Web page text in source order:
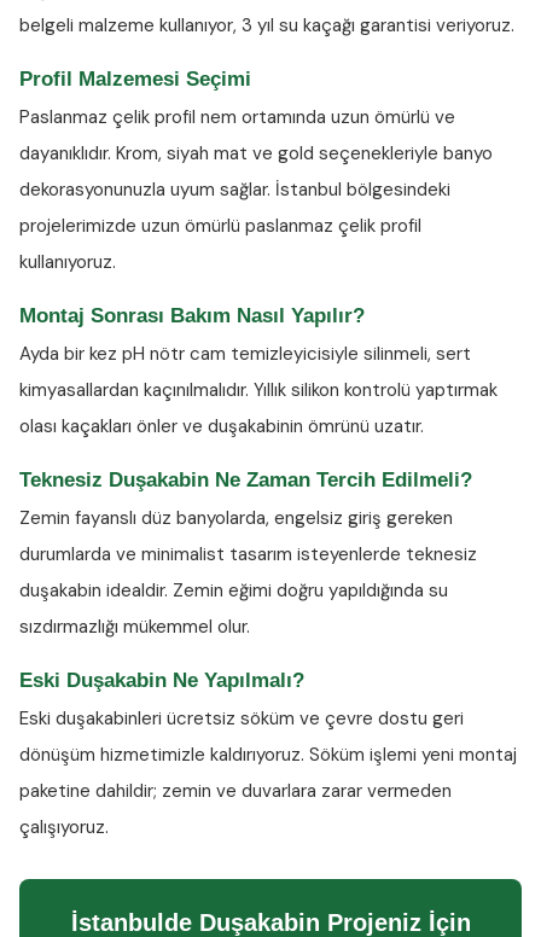
belgeli malzeme kullanıyor, 3 yıl su kaçağı garantisi veriyoruz.
Profil Malzemesi Seçimi
Paslanmaz çelik profil nem ortamında uzun ömürlü ve
dayanıklıdır. Krom, siyah mat ve gold seçenekleriyle banyo
dekorasyonunuzla uyum sağlar. İstanbul bölgesindeki
projelerimizde uzun ömürlü paslanmaz çelik profil
kullanıyoruz.
Montaj Sonrası Bakım Nasıl Yapılır?
Ayda bir kez pH nötr cam temizleyicisiyle silinmeli, sert
kimyasallardan kaçınılmalıdır. Yıllık silikon kontrolü yaptırmak
olası kaçakları önler ve duşakabinin ömrünü uzatır.
Teknesiz Duşakabin Ne Zaman Tercih Edilmeli?
Zemin fayanslı düz banyolarda, engelsiz giriş gereken
durumlarda ve minimalist tasarım isteyenlerde teknesiz
duşakabin idealdir. Zemin eğimi doğru yapıldığında su
sızdırmazlığı mükemmel olur.
Eski Duşakabin Ne Yapılmalı?
Eski duşakabinleri ücretsiz söküm ve çevre dostu geri
dönüşüm hizmetimizle kaldırıyoruz. Söküm işlemi yeni montaj
paketine dahildir; zemin ve duvarlara zarar vermeden
çalışıyoruz.
İstanbulde Duşakabin Projeniz İçin